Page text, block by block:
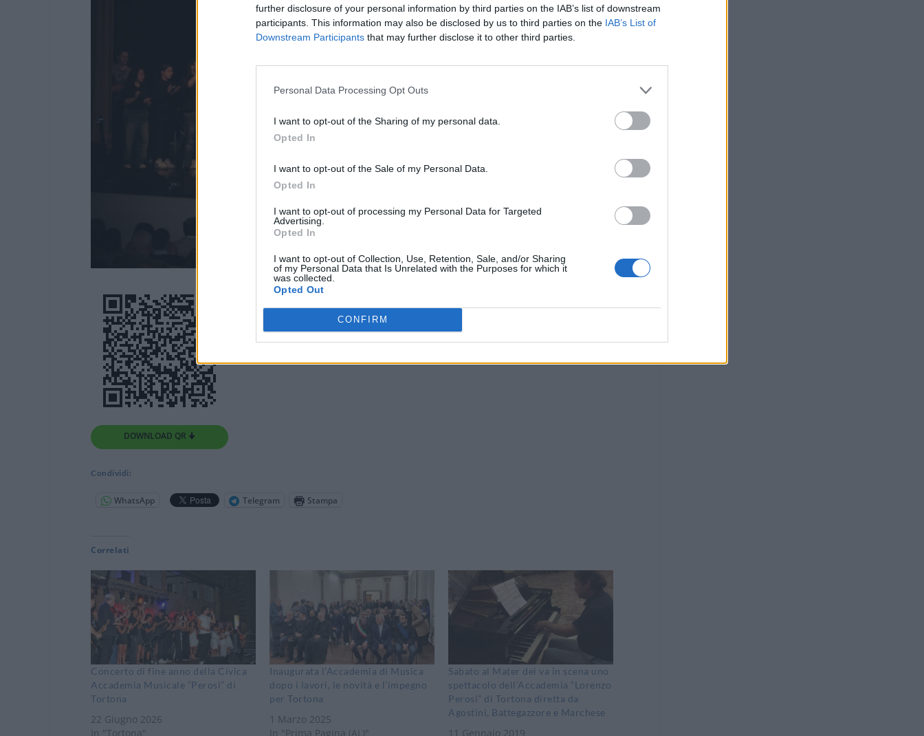
further disclosure of your personal information by third parties on the IAB’s list of downstream
participants. This information may also be disclosed by us to third parties on the IAB’s List of
Downstream Participants that may further disclose it to other third parties.
Personal Data Processing Opt Outs
I want to opt-out of the Sharing of my personal data.
Opted In
I want to opt-out of the Sale of my Personal Data.
Opted In
I want to opt-out of processing my Personal Data for Targeted
Advertising.
Opted In
I want to opt-out of Collection, Use, Retention, Sale, and/or Sharing
of my Personal Data that Is Unrelated with the Purposes for which it
was collected.
Opted Out
CONFIRM
DOWNLOAD QR 🠋
Condividi:
WhatsApp Telegram Stampa
Correlati
Concerto di fine anno della Civica
Accademia Musicale “Perosi” di
Tortona
22 Giugno 2026
In "Tortona"
Inaugurata l’Accademia di Musica
dopo i lavori, le novità e l’impegno
per Tortona
1 Marzo 2025
In "Prima Pagina (AL)"
Sabato al Mater dei va in scena uno
spettacolo dell’Accademia “Lorenzo
Perosi” di Tortona diretta da
Agostini, Battegazzore e Marchese
11 Gennaio 2019